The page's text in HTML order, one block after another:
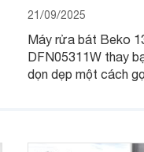
21/09/2025
Máy rửa bát Beko
DFN05311W thay
dọn dẹp một cách
gian bếp của gia